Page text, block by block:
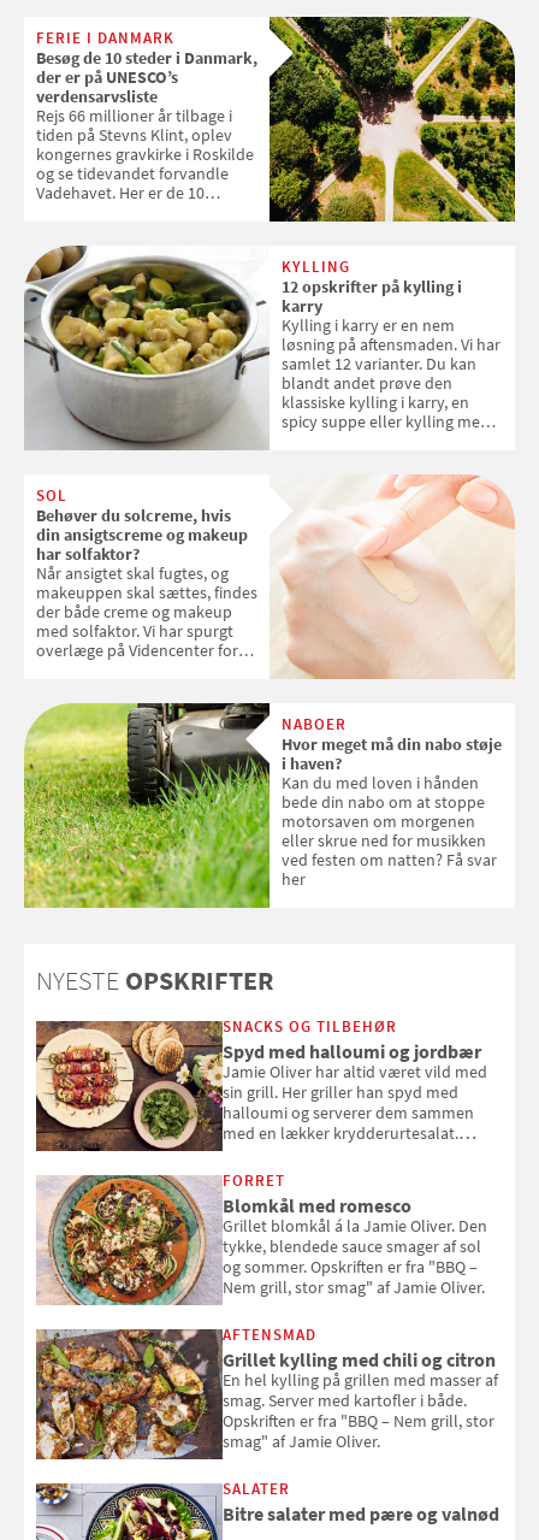
enkle råd til at spare penge på
tøjvasken
FERIE I DANMARK
Besøg de 10 steder i Danmark,
der er på UNESCO’s
verdensarvsliste
Rejs 66 millioner år tilbage i
tiden på Stevns Klint, oplev
kongernes gravkirke i Roskilde
og se tidevandet forvandle
Vadehavet. Her er de 10
KYLLING
12 opskrifter på kylling i
karry
Kylling i karry er en nem
løsning på aftensmaden. Vi har
samlet 12 varianter. Du kan
blandt andet prøve den
klassiske kylling i karry, en
spicy suppe eller kylling med
SOL
Behøver du solcreme, hvis
din ansigtscreme og makeup
har solfaktor?
Når ansigtet skal fugtes, og
makeuppen skal sættes, findes
der både creme og makeup
med solfaktor. Vi har spurgt
overlæge på Videncenter for
med SPF kan erstatte
solcreme, når man bevæger
sig ud i solen
NABOER
Hvor meget må din nabo støje
i haven?
Kan du med loven i hånden
bede din nabo om at stoppe
motorsaven om morgenen
eller skrue ned for musikken
ved festen om natten? Få svar
her
NYESTE OPSKRIFTER
SNACKS OG TILBEHØR
Spyd med halloumi og jordbær
Jamie Oliver har altid været vild med
sin grill. Her griller han spyd med
halloumi og serverer dem sammen
med en lækker krydderurtesalat.
smag" af Jamie Oliver.
FORRET
Blomkål med romesco
Grillet blomkål á la Jamie Oliver. Den
tykke, blendede sauce smager af sol
og sommer. Opskriften er fra "BBQ –
Nem grill, stor smag" af Jamie Oliver.
AFTENSMAD
Grillet kylling med chili og citron
En hel kylling på grillen med masser af
smag. Server med kartofler i både.
Opskriften er fra "BBQ – Nem grill, stor
smag" af Jamie Oliver.
SALATER
Bitre salater med pære og valnød